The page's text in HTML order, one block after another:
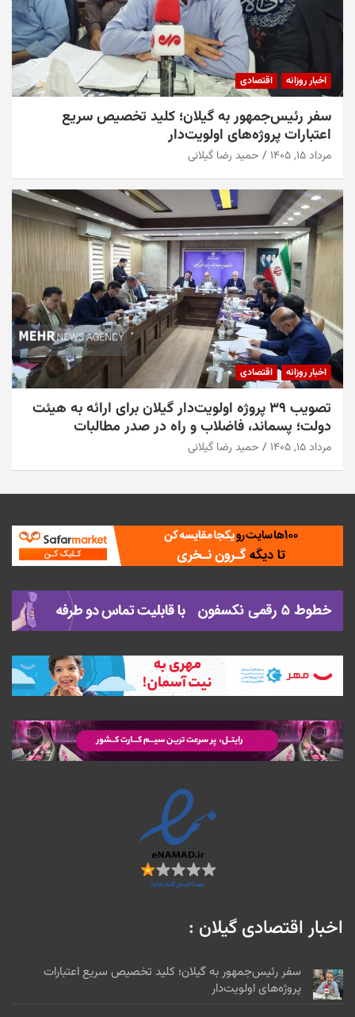
اخبار روزانه اقتصادی
سفر رئیس‌جمهور به گیلان؛ کلید تخصیص سریع
اعتبارات پروژه‌های اولویت‌دار
مرداد ۱۵, ۱۴۰۵ حمید رضا گیلانی
اخبار روزانه اقتصادی
تصویب ۳۹ پروژه اولویت‌دار گیلان برای ارائه به هیئت
دولت؛ پسماند، فاضلاب و راه در صدر مطالبات
مرداد ۱۵, ۱۴۰۵ حمید رضا گیلانی
اخبار اقتصادی گیلان :
سفر رئیس‌جمهور به گیلان؛ کلید تخصیص سریع اعتبارات
پروژه‌های اولویت‌دار